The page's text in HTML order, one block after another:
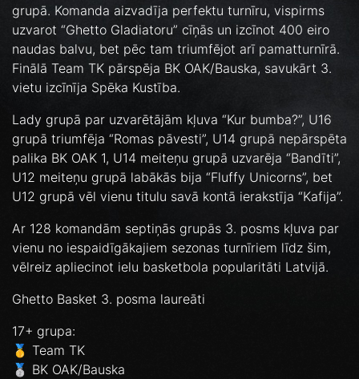
grupā. Komanda aizvadīja perfektu turnīru, vispirms
uzvarot “Ghetto Gladiatoru” cīņās un izcīnot 400 eiro
naudas balvu, bet pēc tam triumfējot arī pamatturnīrā.
Finālā Team TK pārspēja BK OAK/Bauska, savukārt 3.
vietu izcīnīja Spēka Kustība.
Lady grupā par uzvarētājām kļuva “Kur bumba?”, U16
grupā triumfēja “Romas pāvesti”, U14 grupā nepārspēta
palika BK OAK 1, U14 meiteņu grupā uzvarēja “Bandīti”,
U12 meiteņu grupā labākās bija “Fluffy Unicorns”, bet
U12 grupā vēl vienu titulu savā kontā ierakstīja “Kafija”.
Ar 128 komandām septiņās grupās 3. posms kļuva par
vienu no iespaidīgākajiem sezonas turnīriem līdz šim,
vēlreiz apliecinot ielu basketbola popularitāti Latvijā.
Ghetto Basket 3. posma laureāti
17+ grupa:
🥇 Team TK
🥈 BK OAK/Bauska